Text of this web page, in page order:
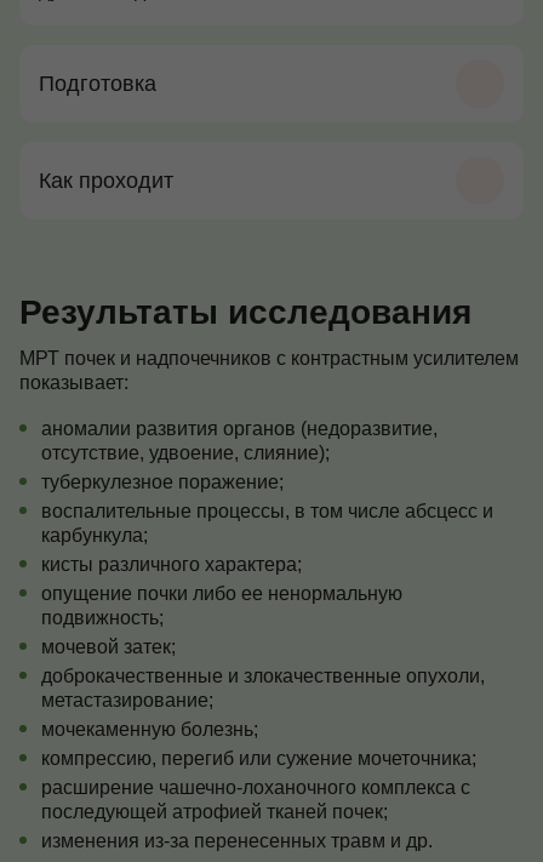
Подготовка
Как проходит
Результаты исследования
МРТ почек и надпочечников с контрастным усилителем
показывает:
аномалии развития органов (недоразвитие,
отсутствие, удвоение, слияние);
туберкулезное поражение;
воспалительные процессы, в том числе абсцесс и
карбункула;
кисты различного характера;
опущение почки либо ее ненормальную
подвижность;
мочевой затек;
доброкачественные и злокачественные опухоли,
метастазирование;
мочекаменную болезнь;
компрессию, перегиб или сужение мочеточника;
расширение чашечно-лоханочного комплекса с
последующей атрофией тканей почек;
изменения из-за перенесенных травм и др.